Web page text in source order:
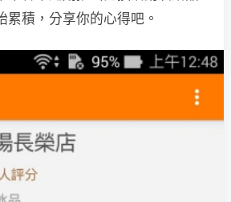
累積，分享你的心得吧。